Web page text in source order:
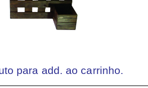
para add. ao carrinho.